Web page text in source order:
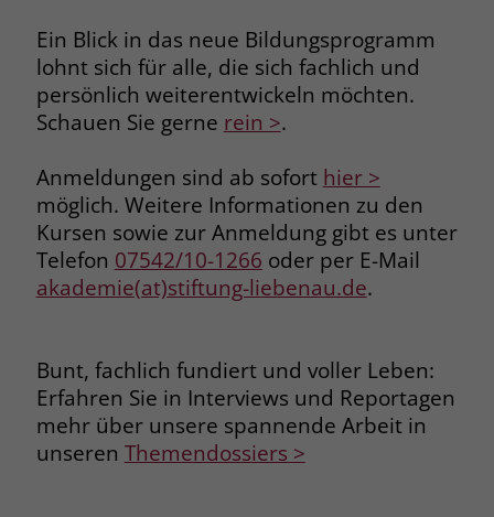
Ein Blick in das neue Bildungsprogramm
lohnt sich für alle, die sich fachlich und
persönlich weiterentwickeln möchten.
Schauen Sie gerne rein >.
Anmeldungen sind ab sofort hier >
möglich. Weitere Informationen zu den
Kursen sowie zur Anmeldung gibt es unter
Telefon 07542/10-1266 oder per E-Mail
akademie(at)stiftung-liebenau.de.
Bunt, fachlich fundiert und voller Leben:
Erfahren Sie in Interviews und Reportagen
mehr über unsere spannende Arbeit in
unseren Themendossiers >
Name JSessionID
Anbieter jobs.stiftung-liebenau.de
Zweck
Behält die Zustände des Benutzers bei
allen Seitenanfragen bei.
Name _gcl_aw
Anbieter Google Ads
Zweck
Dieses Cookie wird gesetzt, wenn ein
User über einen Klick auf eine Google
Werbeanzeige auf die Website gelangt.
Es enthält Informationen darüber,
welche Werbeanzeige geklickt wurde,
Anzeige zugewiesen werden können.
Name _gcl_dc